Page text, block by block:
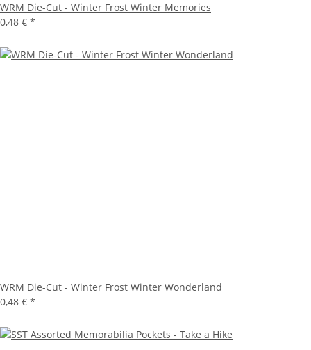
WRM Die-Cut - Winter Frost Winter Memories
0,48 € *
WRM Die-Cut - Winter Frost Winter Wonderland
0,48 € *